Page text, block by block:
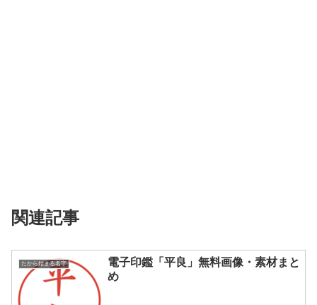
関連記事
たから始まる名字
電子印鑑「平良」無料画像・素材まと
め